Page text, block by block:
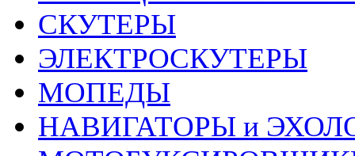
СКУТЕРЫ
ЭЛЕКТРОСКУТЕРЫ
МОПЕДЫ
НАВИГАТОРЫ и